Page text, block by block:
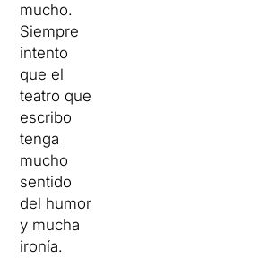
mucho.
Siempre
intento
que el
teatro que
escribo
tenga
mucho
sentido
del humor
y mucha
ironía.